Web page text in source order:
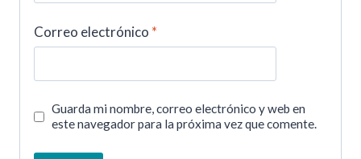
Correo electrónico *
Guarda mi nombre, correo electrónico y web en
este navegador para la próxima vez que comente.